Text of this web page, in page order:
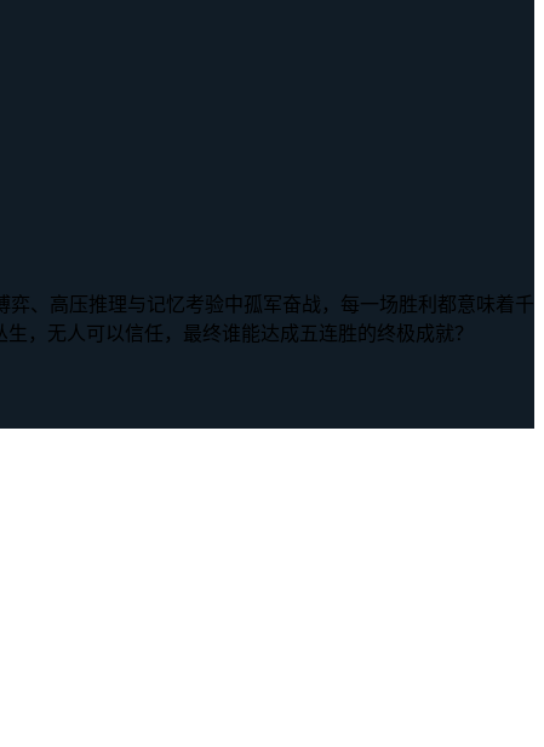
、高压推理与记忆考验中孤军奋战，每一场胜利都意味着千
，无人可以信任，最终谁能达成五连胜的终极成就？